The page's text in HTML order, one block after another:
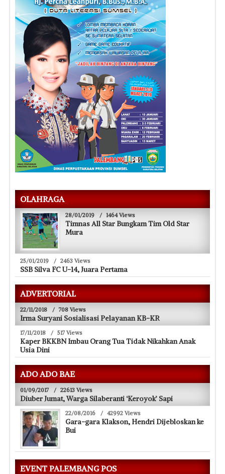
OLAHRAGA
28/01/2019 / 1464 Views
Timnas All Star Bungkam Tim Old Star
Mura
25/01/2019 / 2463 Views
SSB Silva FC U-14, Juara Pertama
ADVERTORIAL
22/11/2018 / 708 Views
Irma Suryani Sosialisasi Pelayanan KB-KR
17/11/2018 / 517 Views
Kaper BKKBN Imbau Orang Tua Tidak Nikahkan Anak
Usia Dini
ADO ADO BAE
01/09/2017 / 22613 Views
Diuber Jumat, Warga Silaberanti ‘Keroyok’ Sapi
22/08/2016 / 42992 Views
Gara-gara Klakson, Hendri Dijebloskan ke
Bui
EVENT PALEMBANG POS